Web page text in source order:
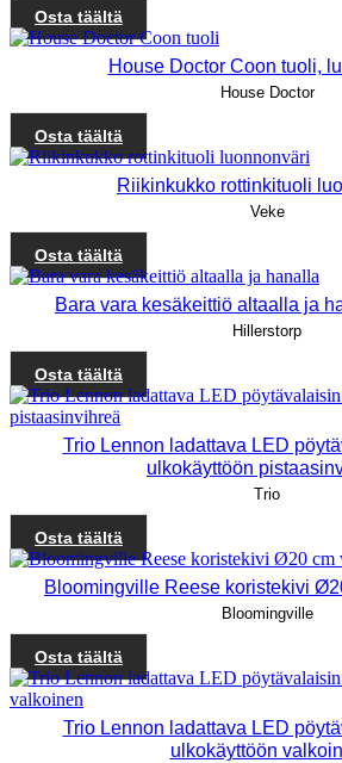
Osta täältä
House Doctor Coon tuoli,
House Doctor
Osta täältä
Riikinkukko rottinkituoli
Veke
Osta täältä
Bara vara kesäkeittiö altaalla ja
Hillerstorp
Osta täältä
Trio Lennon ladattava LED
ulkokäyttöön
Trio
Osta täältä
Bloomingville Reese koristekivi
Bloomingville
Osta täältä
Trio Lennon ladattava LED
ulkokäyttöön